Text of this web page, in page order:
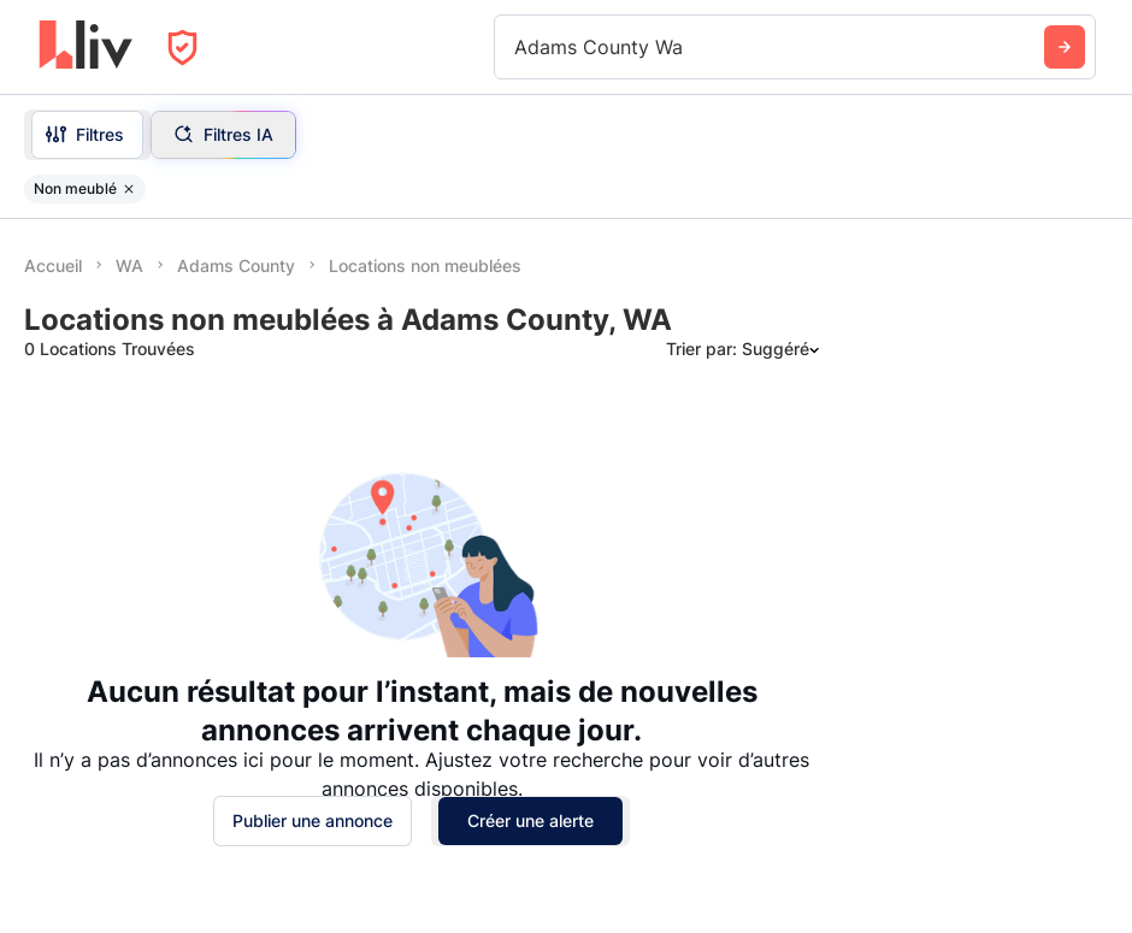
Adams County Wa
Filtres Filtres IA
Non meublé
Accueil WA Adams County Locations non meublées
Locations non meublées à Adams County, WA
0 Locations Trouvées Trier par: Suggéré
Aucun résultat pour l’instant, mais de nouvelles
annonces arrivent chaque jour.
Il n’y a pas d’annonces ici pour le moment. Ajustez votre recherche pour voir d’autres
annonces disponibles.
Publier une annonce Créer une alerte